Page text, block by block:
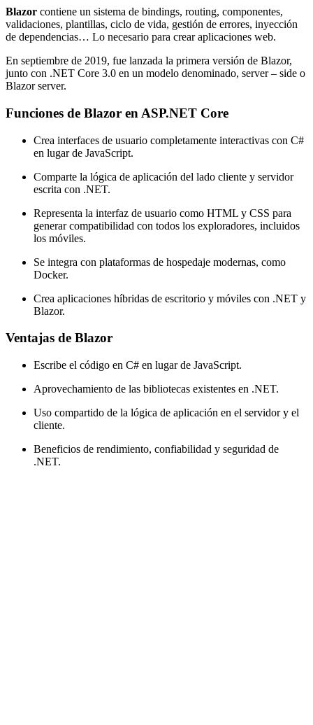
Blazor contiene un sistema de bindings, routing, componentes,
validaciones, plantillas, ciclo de vida, gestión de errores, inyección
de dependencias… Lo necesario para crear aplicaciones web.
En septiembre de 2019, fue lanzada la primera versión de Blazor,
junto con .NET Core 3.0 en un modelo denominado, server – side o
Blazor server.
Funciones de Blazor en ASP.NET Core
Crea interfaces de usuario completamente interactivas con C#
en lugar de JavaScript.
Comparte la lógica de aplicación del lado cliente y servidor
escrita con .NET.
Representa la interfaz de usuario como HTML y CSS para
generar compatibilidad con todos los exploradores, incluidos
los móviles.
Se integra con plataformas de hospedaje modernas, como
Docker.
Crea aplicaciones híbridas de escritorio y móviles con .NET y
Blazor.
Ventajas de Blazor
Escribe el código en C# en lugar de JavaScript.
Aprovechamiento de las bibliotecas existentes en .NET.
Uso compartido de la lógica de aplicación en el servidor y el
cliente.
Beneficios de rendimiento, confiabilidad y seguridad de
.NET.